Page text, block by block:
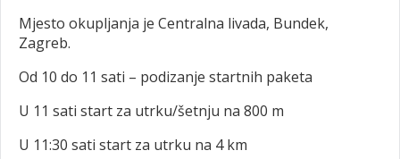
Mjesto okupljanja je Centralna livada, Bundek,
Zagreb.
Od 10 do 11 sati – podizanje startnih paketa
U 11 sati start za utrku/šetnju na 800 m
U 11:30 sati start za utrku na 4 km